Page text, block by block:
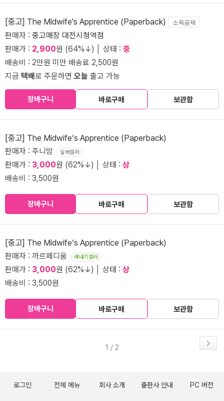
[중고] The Midwife's Apprentice (Paperback) 소득공제
판매자 : 중고매장 대전시청역점
판매가 : 2,900원 (64%↓) │ 상태 : 중
배송비 : 2만원 미만 배송료 2,500원
지금 택배로 주문하면오늘 출고 가능
장바구니 바로구매 보관함
[중고] The Midwife‘s Apprentice (Paperback)
판매자 : 주니맘 실버셀러
판매가 : 3,000원 (62%↓) │ 상태 : 상
배송비 : 3,500원
장바구니 바로구매 보관함
[중고] The Midwife‘s Apprentice (Paperback)
판매자 : 까르페디움 새내기셀러
판매가 : 3,000원 (62%↓) │ 상태 : 상
배송비 : 3,500원
장바구니 바로구매 보관함
1 / 2
로그인 전체 메뉴 회사 소개 출판사 안내 PC 버전